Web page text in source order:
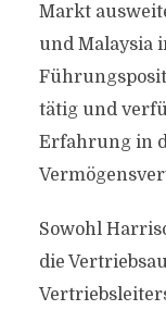
Markt
und Malaysia
tätig und
Erfahrung in
Sowohl
die